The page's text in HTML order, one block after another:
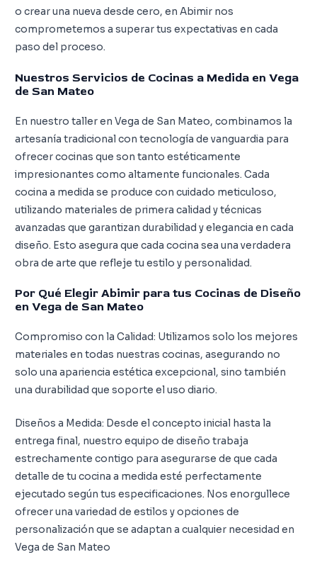
o crear una nueva desde cero, en Abimir nos
comprometemos a superar tus expectativas en cada
paso del proceso.
Nuestros Servicios de Cocinas a Medida en Vega
de San Mateo
En nuestro taller en Vega de San Mateo, combinamos la
artesanía tradicional con tecnología de vanguardia para
ofrecer cocinas que son tanto estéticamente
impresionantes como altamente funcionales. Cada
cocina a medida se produce con cuidado meticuloso,
utilizando materiales de primera calidad y técnicas
avanzadas que garantizan durabilidad y elegancia en cada
diseño. Esto asegura que cada cocina sea una verdadera
obra de arte que refleje tu estilo y personalidad.
Por Qué Elegir Abimir para tus Cocinas de Diseño
en Vega de San Mateo
Compromiso con la Calidad: Utilizamos solo los mejores
materiales en todas nuestras cocinas, asegurando no
solo una apariencia estética excepcional, sino también
una durabilidad que soporte el uso diario.
Diseños a Medida: Desde el concepto inicial hasta la
entrega final, nuestro equipo de diseño trabaja
estrechamente contigo para asegurarse de que cada
detalle de tu cocina a medida esté perfectamente
ejecutado según tus especificaciones. Nos enorgullece
ofrecer una variedad de estilos y opciones de
personalización que se adaptan a cualquier necesidad en
Vega de San Mateo